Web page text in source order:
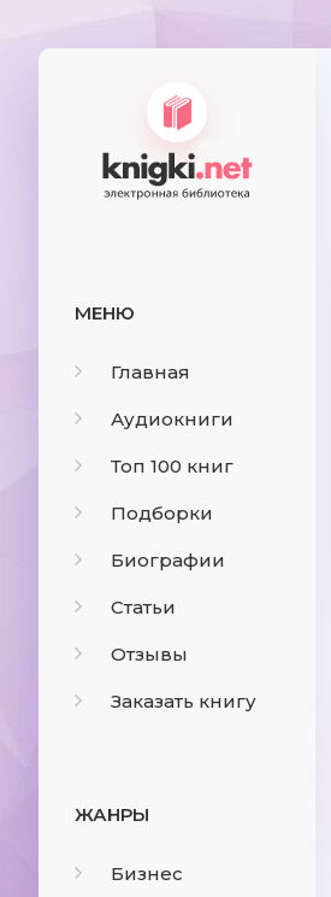
МЕНЮ
Главная
Аудиокниги
Топ 100 книг
Подборки
Биографии
Статьи
Отзывы
Заказать книгу
ЖАНРЫ
Бизнес